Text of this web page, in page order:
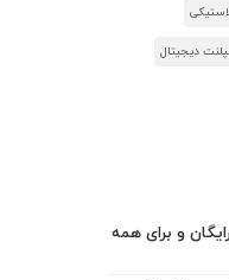
دیجیتال
و برای همه